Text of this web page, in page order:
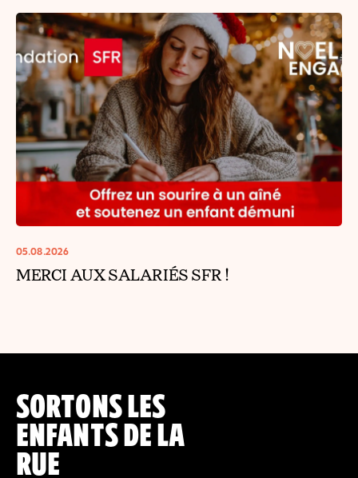
05.08.2026
MERCI AUX SALARIÉS SFR !
SORTONS LES
ENFANTS DE LA
RUE